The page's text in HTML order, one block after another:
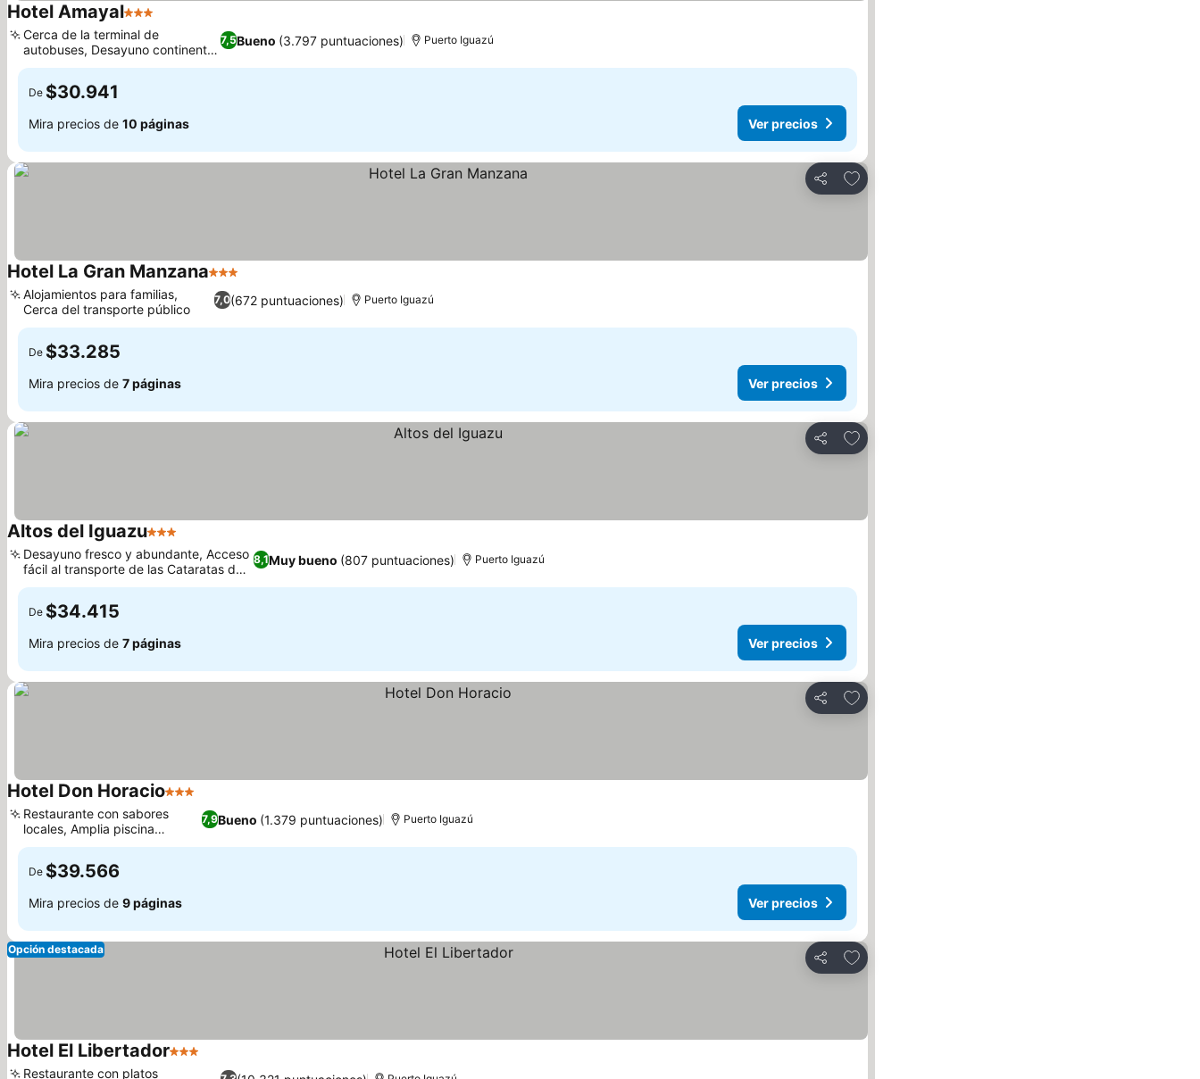
Hotel Amayal3 Estrellas
7,5Bueno (3.797 puntuaciones)
Cerca de la terminal de
autobuses, Desayuno continental
variado
Puerto Iguazú
De $30.941
Mira precios de 10 páginas Ver precios
Compartir
Agregar a favoritos
Hotel La Gran Manzana3 Estrellas
7,0(672 puntuaciones)
Alojamientos para familias,
Cerca del transporte público
Puerto Iguazú
De $33.285
Mira precios de 7 páginas Ver precios
Compartir
Agregar a favoritos
Altos del Iguazu3 Estrellas
8,1Muy bueno (807 puntuaciones)
Desayuno fresco y abundante, Acceso
fácil al transporte de las Cataratas del
Iguazú
Puerto Iguazú
De $34.415
Mira precios de 7 páginas Ver precios
Compartir
Agregar a favoritos
Hotel Don Horacio3 Estrellas
7,9Bueno (1.379 puntuaciones)
Restaurante con sabores
locales, Amplia piscina
exterior
Puerto Iguazú
De $39.566
Mira precios de 9 páginas Ver precios
Compartir
Agregar a favoritos
Opción destacada
Hotel El Libertador3 Estrellas
Restaurante con platos